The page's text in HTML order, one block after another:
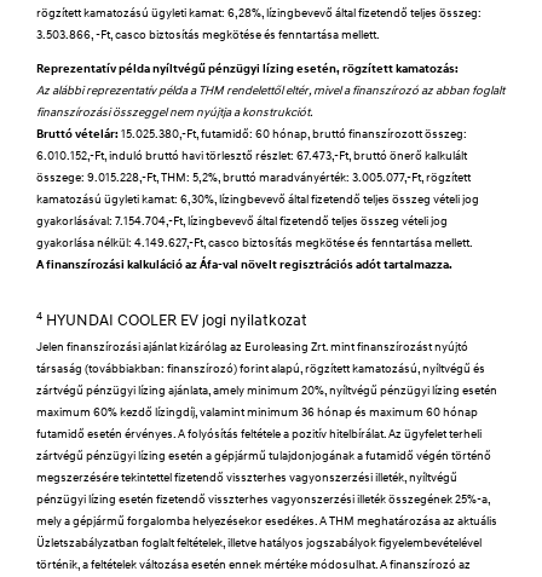
rögzített kamatozású ügyleti kamat: 6,28%, lízingbevevő által fizetendő teljes összeg:
3.503.866, -Ft, casco biztosítás megkötése és fenntartása mellett.
Reprezentatív példa nyíltvégű pénzügyi lízing esetén, rögzített kamatozás:
Az alábbi reprezentatív példa a THM rendelettől eltér, mivel a finanszírozó az abban foglalt
finanszírozási összeggel nem nyújtja a konstrukciót.
Bruttó vételár:15.025.380,-Ft, futamidő: 60 hónap, bruttó finanszírozott összeg:
6.010.152,-Ft, induló bruttó havi törlesztő részlet: 67.473,-Ft, bruttó önerő kalkulált
összege: 9.015.228,-Ft, THM: 5,2%, bruttó maradványérték: 3.005.077,-Ft, rögzített
kamatozású ügyleti kamat: 6,30%, lízingbevevő által fizetendő teljes összeg vételi jog
gyakorlásával: 7.154.704,-Ft, lízingbevevő által fizetendő teljes összeg vételi jog
gyakorlása nélkül: 4.149.627,-Ft, casco biztosítás megkötése és fenntartása mellett.
A finanszírozási kalkuláció az Áfa-val növelt regisztrációs adót tartalmazza.
4 HYUNDAI COOLER EV jogi nyilatkozat
Jelen finanszírozási ajánlat kizárólag az Euroleasing Zrt. mint finanszírozást nyújtó
társaság (továbbiakban: finanszírozó) forint alapú, rögzített kamatozású, nyíltvégű és
zártvégű pénzügyi lízing ajánlata, amely minimum 20%, nyíltvégű pénzügyi lízing esetén
maximum 60% kezdő lízingdíj, valamint minimum 36 hónap és maximum 60 hónap
futamidő esetén érvényes. A folyósítás feltétele a pozitív hitelbírálat. Az ügyfelet terheli
zártvégű pénzügyi lízing esetén a gépjármű tulajdonjogának a futamidő végén történő
megszerzésére tekintettel fizetendő visszterhes vagyonszerzési illeték, nyíltvégű
pénzügyi lízing esetén fizetendő visszterhes vagyonszerzési illeték összegének 25%-a,
mely a gépjármű forgalomba helyezésekor esedékes. A THM meghatározása az aktuális
Üzletszabályzatban foglalt feltételek, illetve hatályos jogszabályok figyelembevételével
történik, a feltételek változása esetén ennek mértéke módosulhat. A finanszírozó az